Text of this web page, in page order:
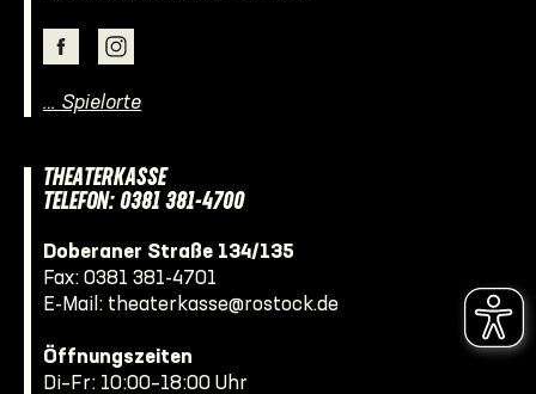
… Spielorte
THEATERKASSE
TELEFON: 0381 381-4700
Doberaner Straße 134/135
Fax: 0381 381-4701
E-Mail: theaterkasse@rostock.de
Öffnungszeiten
Di–Fr: 10:00–18:00 Uhr